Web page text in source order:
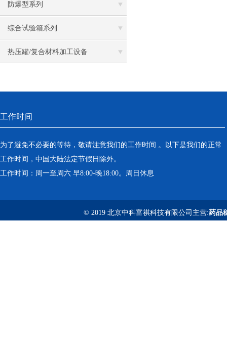
防爆型系列
综合试验箱系列
热压罐/复合材料加工设备
工作时间
为了避免不必要的等待，敬请注意我们的工作时间 。以下是我们的正常
工作时间，中国大陆法定节假日除外。
工作时间：周一至周六 早8:00-晚18:00。周日休息
© 2019 北京中科富祺科技有限公司主营:药品